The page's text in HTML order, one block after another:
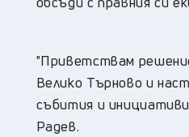
"Приветствам
Велико Търново и
събития и
Радев.